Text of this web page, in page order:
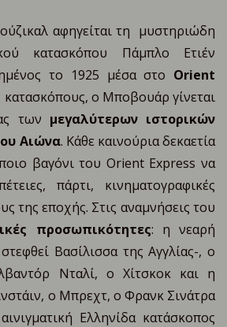
αφηγείται τη μυστηριώδη
κατασκόπου Πάμπλο Ετιέν
το 1925 μέσα στο Orient
κατασκόπους, ο Μποβουάρ γίνεται
των μεγαλύτερων ιστορικών
Αιώνα. Κάθε καινούρια δεκαετία
βαγόνι του Orient Express να
πάρτι, κινηματογραφικές
της εποχής. Στις αναμνήσεις του
προσωπικότητες: η νεαρή
Βασίλισσα της Αγγλίας-, ο
Νταλί, ο Χίτσκοκ και η
ο Μπρεχτ, ο Φρανκ Σινάτρα
Ελληνίδα κατάσκοπος